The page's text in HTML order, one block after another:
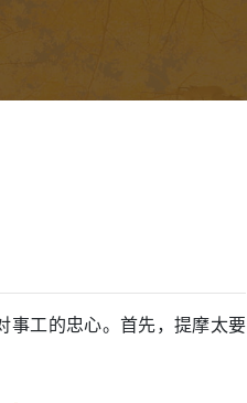
事工的忠心。首先，提摩太要